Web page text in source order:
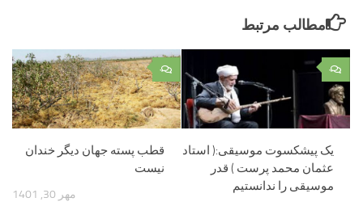
مطالب مرتبط
۰
قطب پسته جهان دیگر خندان
نیست
مهر 30, 1401
۰
یک پیشکسوت موسیقی:( استاد
عثمان محمد پرست ) قدر
موسیقی را ندانستیم